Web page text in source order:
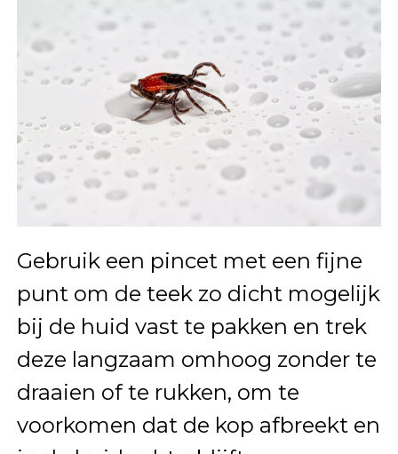
Gebruik een pincet met een fijne
punt om de teek zo dicht mogelijk
bij de huid vast te pakken en trek
deze langzaam omhoog zonder te
draaien of te rukken, om te
voorkomen dat de kop afbreekt en